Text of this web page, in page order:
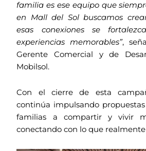
familia es ese equipo que
en Mall del Sol buscamos
esas conexiones se
experiencias memorables”,
Gerente Comercial y de
Mobilsol.
Con el cierre de esta
continúa impulsando
familias a compartir y vivir
conectando con lo que